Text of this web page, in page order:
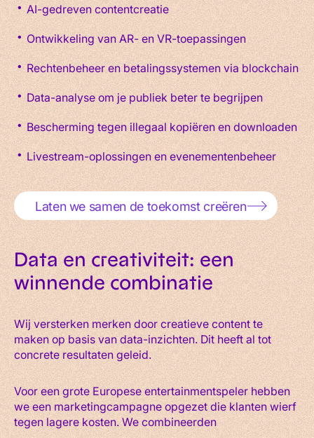
AI-gedreven contentcreatie
Ontwikkeling van AR- en VR-toepassingen
Rechtenbeheer en betalingssystemen via blockchain
Data-analyse om je publiek beter te begrijpen
Bescherming tegen illegaal kopiëren en downloaden
Livestream-oplossingen en evenementenbeheer
Laten we samen de toekomst creëren
Data en creativiteit: een
winnende combinatie
Wij versterken merken door creatieve content te
maken op basis van data-inzichten. Dit heeft al tot
concrete resultaten geleid.
Voor een grote Europese entertainmentspeler hebben
we een marketingcampagne opgezet die klanten wierf
tegen lagere kosten. We combineerden